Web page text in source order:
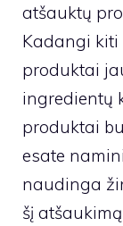
atšauktų
Kadangi kiti
produktai
ingredientų
produktai
esate
naudinga
šį